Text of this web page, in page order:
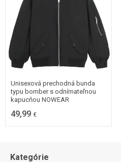
MEDIUM
X-SMALL
XX-SMALL
Unisexová prechodná bunda
typu bomber s odnímateľnou
kapucňou NOWEAR
49,99 €
Kategórie